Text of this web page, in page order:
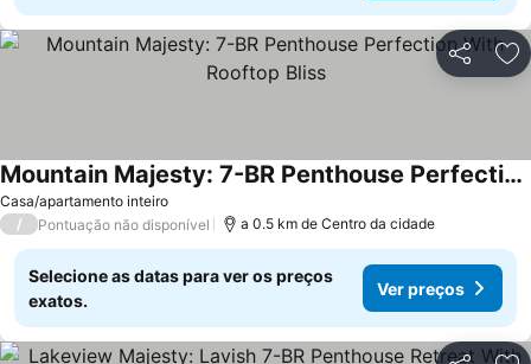
Partilhar
Casa/apartamento inteiro
Mountain Majesty: 7-BR Penthouse Perfection With Rooftop Bliss
/ Pontuação não disponível a 0.5 km de Centro da cidade
Selecione as datas para ver os preços
exatos.
Ver preços